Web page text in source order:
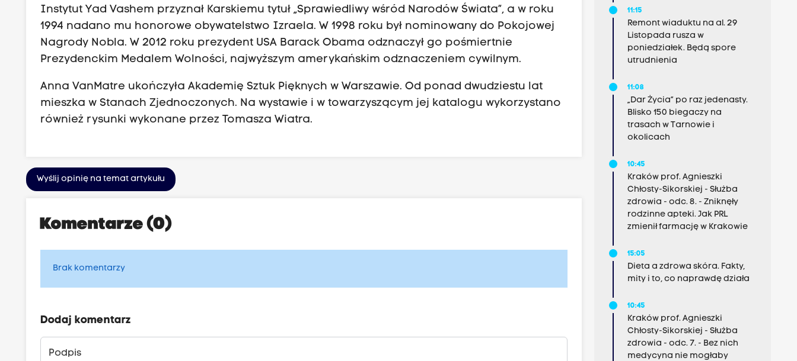
Instytut Yad Vashem przyznał Karskiemu tytuł „Sprawiedliwy wśród Narodów Świata”, a w roku
1994 nadano mu honorowe obywatelstwo Izraela. W 1998 roku był nominowany do Pokojowej
Nagrody Nobla. W 2012 roku prezydent USA Barack Obama odznaczył go pośmiertnie
Prezydenckim Medalem Wolności, najwyższym amerykańskim odznaczeniem cywilnym.
Anna VanMatre ukończyła Akademię Sztuk Pięknych w Warszawie. Od ponad dwudziestu lat
mieszka w Stanach Zjednoczonych. Na wystawie i w towarzyszącym jej katalogu wykorzystano
również rysunki wykonane przez Tomasza Wiatra.
Wyślij opinię na temat artykułu
Komentarze (0)
Brak komentarzy
Dodaj komentarz
Podpis
11:15
Remont wiaduktu na al. 29
Listopada rusza w
poniedziałek. Będą spore
utrudnienia
11:08
„Dar Życia” po raz jedenasty.
Blisko 150 biegaczy na
trasach w Tarnowie i
okolicach
10:45
Kraków prof. Agnieszki
Chłosty-Sikorskiej - Służba
zdrowia - odc. 8. - Zniknęły
rodzinne apteki. Jak PRL
zmienił farmację w Krakowie
15:05
Dieta a zdrowa skóra. Fakty,
mity i to, co naprawdę działa
10:45
Kraków prof. Agnieszki
Chłosty-Sikorskiej - Służba
zdrowia - odc. 7. - Bez nich
medycyna nie mogłaby